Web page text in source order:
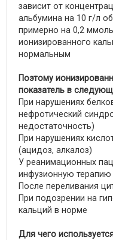
зависит от
альбумина на 10 г/л
примерно на 0,2
ионизированного
нормальным
Поэтому
показатель в
При нарушениях
нефротический
недостаточность)
При нарушениях
(ацидоз, алкалоз)
У реанимационных
инфузионную терапию
После переливания
При подозрении на
кальций в норме
Для чего